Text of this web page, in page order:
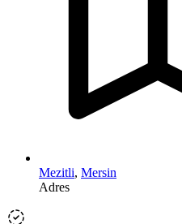
Mezitli, Mersin
Adres